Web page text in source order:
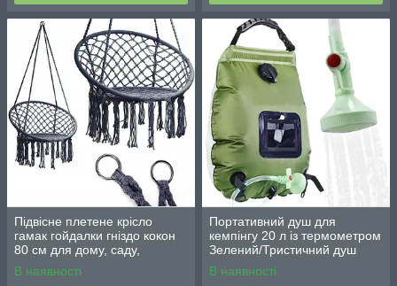
Підвісне плетене крісло
гамак гойдалки гніздо кокон
80 см для дому, саду,
балкона та тераси
В наявності
Портативний душ для
кемпінгу 20 л із термометром
Зелений/Тристичний душ
переносний з лійкою/
Польовий душ сумка
В наявності